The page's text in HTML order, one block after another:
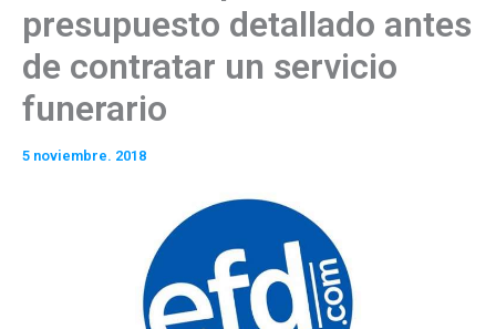
presupuesto detallado antes
de contratar un servicio
funerario
5 noviembre. 2018